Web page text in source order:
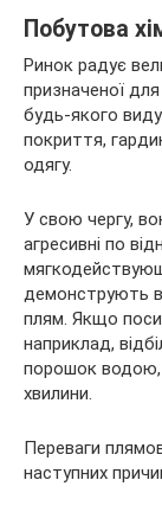
Побутова
Ринок радує
призначеної
будь-якого
покриття,
одягу.
У свою чергу,
агресивні по
демонструють
плям. Якщо
наприклад,
порошок водою,
хвилини.
Переваги
наступних